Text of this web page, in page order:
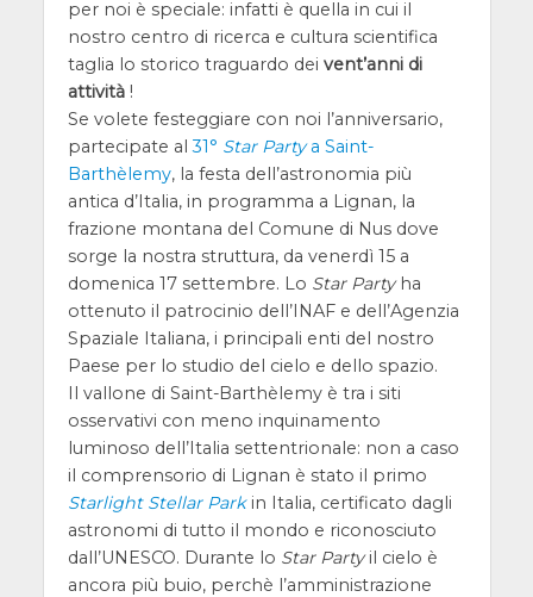
per noi è speciale: infatti è quella in cui il
nostro centro di ricerca e cultura scientifica
taglia lo storico traguardo dei vent’anni di
attività !
Se volete festeggiare con noi l’anniversario,
partecipate al31° Star Partya Saint-
Barthèlemy, la festa dell’astronomia più
antica d’Italia, in programma a Lignan, la
frazione montana del Comune di Nus dove
sorge la nostra struttura, da venerdì 15 a
domenica 17 settembre. Lo Star Partyha
ottenuto il patrocinio dell’INAF e dell’Agenzia
Spaziale Italiana, i principali enti del nostro
Paese per lo studio del cielo e dello spazio.
Il vallone di Saint-Barthèlemy è tra i siti
osservativi con meno inquinamento
luminoso dell’Italia settentrionale: non a caso
il comprensorio di Lignan è stato il primo
Starlight Stellar Parkin Italia, certificato dagli
astronomi di tutto il mondo e riconosciuto
dall’UNESCO. Durante lo Star Partyil cielo è
ancora più buio, perchè l’amministrazione